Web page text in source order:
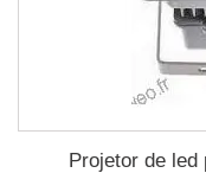
Projetor de led